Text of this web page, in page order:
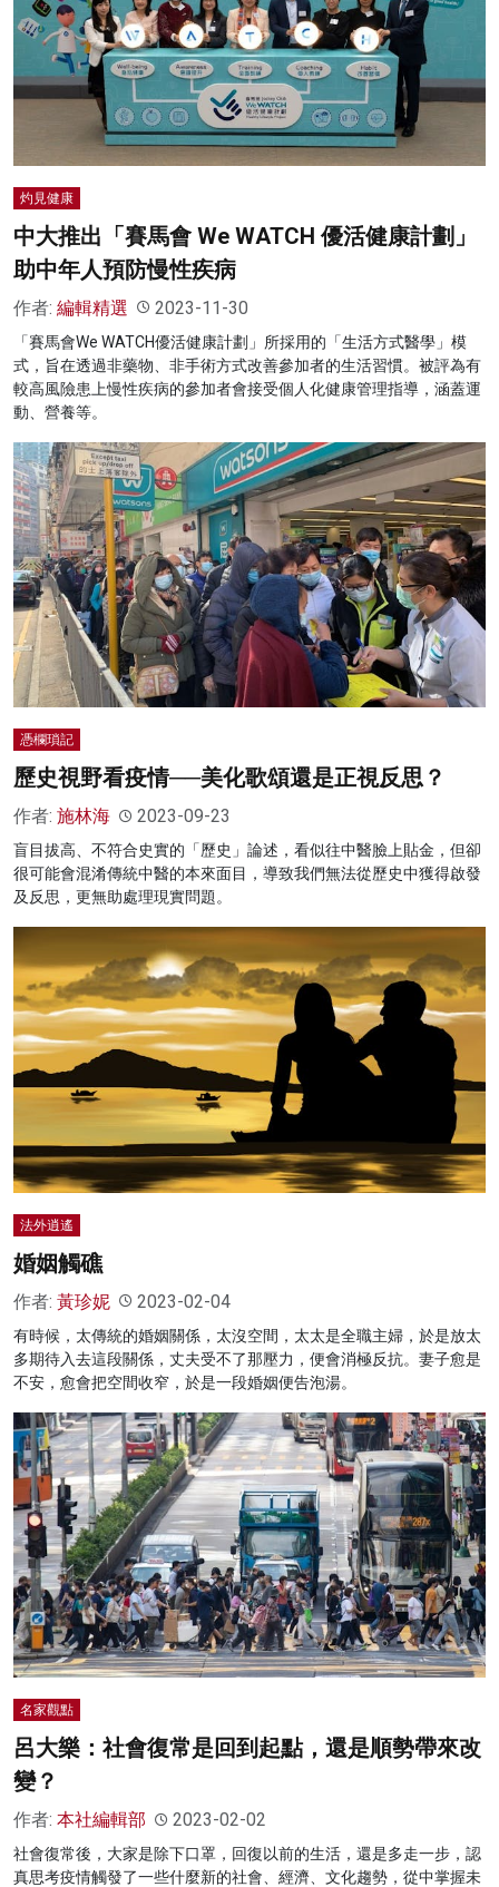
灼見健康
中大推出「賽馬會 We WATCH 優活健康計劃」
助中年人預防慢性疾病
作者: 編輯精選 2023-11-30
「賽馬會We WATCH優活健康計劃」所採用的「生活方式醫學」模
式，旨在透過非藥物、非手術方式改善參加者的生活習慣。被評為有
較高風險患上慢性疾病的參加者會接受個人化健康管理指導，涵蓋運
動、營養等。
憑欄瑣記
歷史視野看疫情──美化歌頌還是正視反思？
作者: 施林海 2023-09-23
盲目拔高、不符合史實的「歷史」論述，看似往中醫臉上貼金，但卻
很可能會混淆傳統中醫的本來面目，導致我們無法從歷史中獲得啟發
及反思，更無助處理現實問題。
法外逍遙
婚姻觸礁
作者: 黃珍妮 2023-02-04
有時候，太傳統的婚姻關係，太沒空間，太太是全職主婦，於是放太
多期待入去這段關係，丈夫受不了那壓力，便會消極反抗。妻子愈是
不安，愈會把空間收窄，於是一段婚姻便告泡湯。
名家觀點
呂大樂：社會復常是回到起點，還是順勢帶來改
變？
作者: 本社編輯部 2023-02-02
社會復常後，大家是除下口罩，回復以前的生活，還是多走一步，認
真思考疫情觸發了一些什麼新的社會、經濟、文化趨勢，從中掌握未